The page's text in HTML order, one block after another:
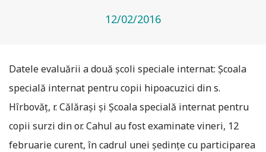
12/02/2016
Datele evaluării a două școli speciale internat: Școala
specială internat pentru copii hipoacuzici din s.
Hîrbovăț, r. Călărași și Școala specială internat pentru
copii surzi din or. Cahul au fost examinate vineri, 12
februarie curent, în cadrul unei ședințe cu participarea